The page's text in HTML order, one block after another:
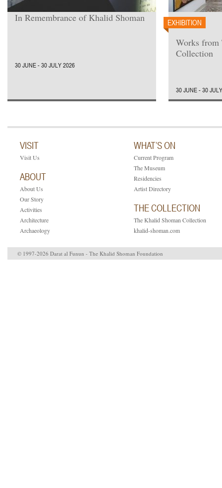
In Remembrance of Khalid Shoman
30 JUNE - 30 JULY 2026
EXHIBITION
Works from
Collection
30 JUNE - 30
VISIT
Visit Us
ABOUT
About Us
Our Story
Activities
Architecture
Archaeology
WHAT’S ON
Current Program
The Museum
Residencies
Artist Directory
THE COLLECTION
The Khalid Shoman Collection
khalid-shoman.com
© 1997-2026 Darat al Funun - The Khalid Shoman Foundation